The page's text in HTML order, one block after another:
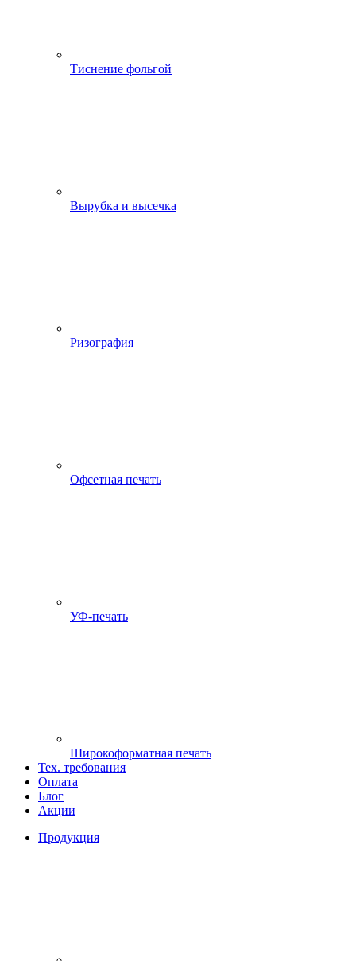
Тиснение фольгой
Вырубка и высечка
Ризография
Офсетная печать
УФ-печать
Широкоформатная печать
Тех. требования
Оплата
Блог
Акции
Продукция